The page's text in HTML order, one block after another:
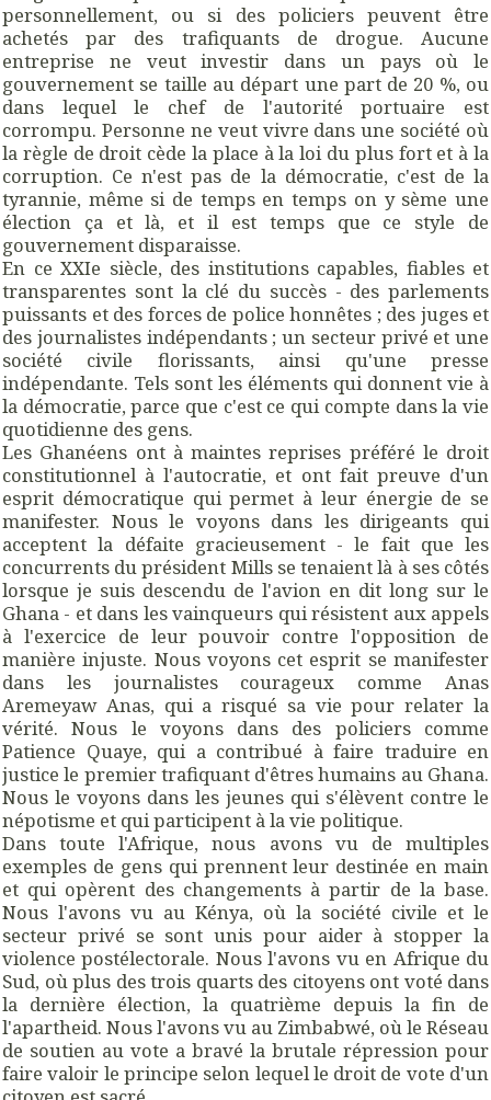
personnellement, ou si des policiers peuvent être
achetés par des trafiquants de drogue. Aucune
entreprise ne veut investir dans un pays où le
gouvernement se taille au départ une part de 20 %, ou
dans lequel le chef de l'autorité portuaire est
corrompu. Personne ne veut vivre dans une société où
la règle de droit cède la place à la loi du plus fort et à la
corruption. Ce n'est pas de la démocratie, c'est de la
tyrannie, même si de temps en temps on y sème une
élection ça et là, et il est temps que ce style de
gouvernement disparaisse.
En ce XXIe siècle, des institutions capables, fiables et
transparentes sont la clé du succès - des parlements
puissants et des forces de police honnêtes ; des juges et
des journalistes indépendants ; un secteur privé et une
société civile florissants, ainsi qu'une presse
indépendante. Tels sont les éléments qui donnent vie à
la démocratie, parce que c'est ce qui compte dans la vie
quotidienne des gens.
Les Ghanéens ont à maintes reprises préféré le droit
constitutionnel à l'autocratie, et ont fait preuve d'un
esprit démocratique qui permet à leur énergie de se
manifester. Nous le voyons dans les dirigeants qui
acceptent la défaite gracieusement - le fait que les
concurrents du président Mills se tenaient là à ses côtés
lorsque je suis descendu de l'avion en dit long sur le
Ghana - et dans les vainqueurs qui résistent aux appels
à l'exercice de leur pouvoir contre l'opposition de
manière injuste. Nous voyons cet esprit se manifester
dans les journalistes courageux comme Anas
Aremeyaw Anas, qui a risqué sa vie pour relater la
vérité. Nous le voyons dans des policiers comme
Patience Quaye, qui a contribué à faire traduire en
justice le premier trafiquant d'êtres humains au Ghana.
Nous le voyons dans les jeunes qui s'élèvent contre le
népotisme et qui participent à la vie politique.
Dans toute l'Afrique, nous avons vu de multiples
exemples de gens qui prennent leur destinée en main
et qui opèrent des changements à partir de la base.
Nous l'avons vu au Kénya, où la société civile et le
secteur privé se sont unis pour aider à stopper la
violence postélectorale. Nous l'avons vu en Afrique du
Sud, où plus des trois quarts des citoyens ont voté dans
la dernière élection, la quatrième depuis la fin de
l'apartheid. Nous l'avons vu au Zimbabwé, où le Réseau
de soutien au vote a bravé la brutale répression pour
faire valoir le principe selon lequel le droit de vote d'un